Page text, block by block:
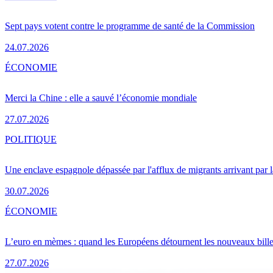
Sept pays votent contre le programme de santé de la Commission
24.07.2026
Merci la Chine : elle a sauvé l’économie mondiale
27.07.2026
ÉCONOMIE
Une enclave espagnole dépassée par l'afflux de migrants arrivant par
30.07.2026
POLITIQUE
L’euro en mèmes : quand les Européens détournent les nouveaux
27.07.2026
ÉCONOMIE